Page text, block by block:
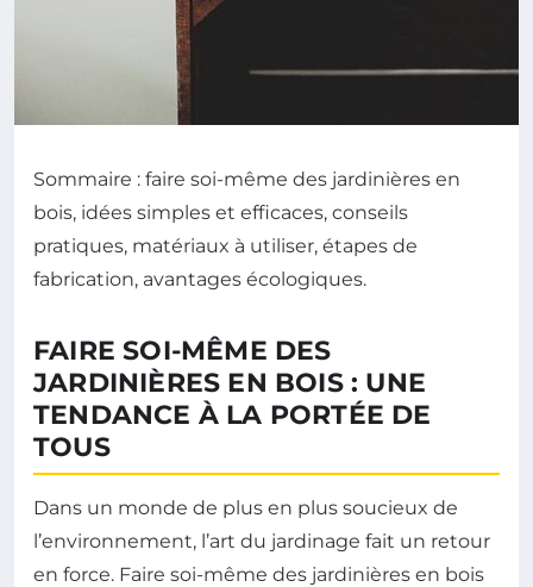
Sommaire : faire soi-même des jardinières en
bois, idées simples et efficaces, conseils
pratiques, matériaux à utiliser, étapes de
fabrication, avantages écologiques.
FAIRE SOI-MÊME DES
JARDINIÈRES EN BOIS : UNE
TENDANCE À LA PORTÉE DE
TOUS
Dans un monde de plus en plus soucieux de
l’environnement, l’art du jardinage fait un retour
en force. Faire soi-même des jardinières en bois